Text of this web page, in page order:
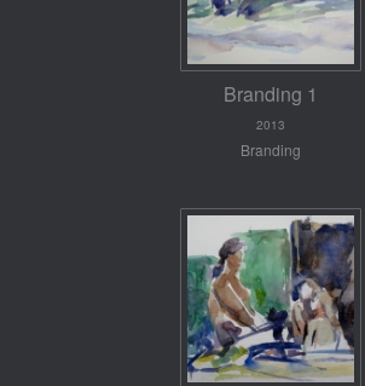
Branding 1
2013
Branding